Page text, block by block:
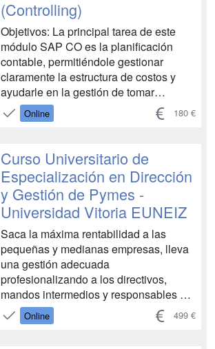
(Controlling)
Objetivos: La principal tarea de este
módulo SAP CO es la planificación
contable, permitiéndole gestionar
claramente la estructura de costos y
ayudarle en la gestión de tomar
decisiones relacionadas con los
mismos en la empresa. Los objetivos
financieros en tiempo real. ? Calcular
las desviaciones económicas. ?
Analizar flujos d...
Online 180 €
Curso Universitario de
Especialización en Dirección
y Gestión de Pymes -
Universidad Vitoria EUNEIZ
Saca la máxima rentabilidad a las
pequeñas y medianas empresas, lleva
una gestión adecuada
profesionalizando a los directivos,
mandos intermedios y responsables en
la toma de decisiones. Resuelve
conflictos empresariales y aprende a
Online 499 €